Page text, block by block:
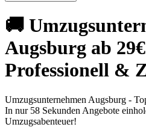
🚚
Augsburg ab
Professionell &
Umzugsunternehmen Augsburg -
In nur 58 Sekunden Angebote
Umzugsabenteuer!